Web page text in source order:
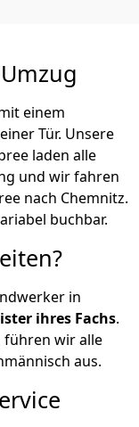
einem
Tür. Unsere
laden alle
und wir fahren
nach Chemnitz.
buchbar.
in
ihres Fachs.
führen wir alle
aus.